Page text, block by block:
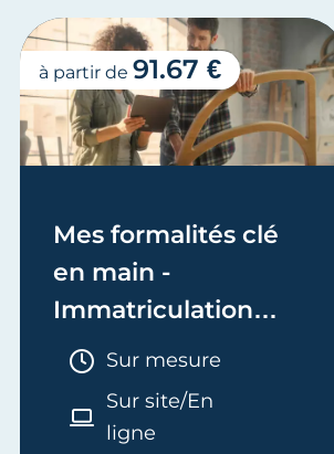
Mes formalités clé
en main -
Immatriculation
(EI/Micro-entreprise
ou réel)
Durée :
Sur mesure
Sur site/En
ligne
à partir de 91.67 €